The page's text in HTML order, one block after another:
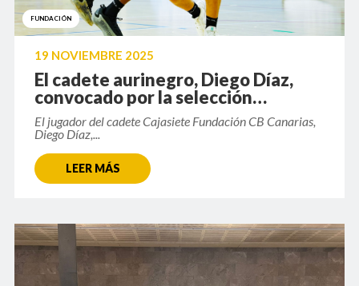
FUNDACIÓN
19 NOVIEMBRE 2025
El cadete aurinegro, Diego Díaz,
convocado por la selección
española U16
El jugador del cadete Cajasiete Fundación CB Canarias,
Diego Díaz,...
LEER MÁS